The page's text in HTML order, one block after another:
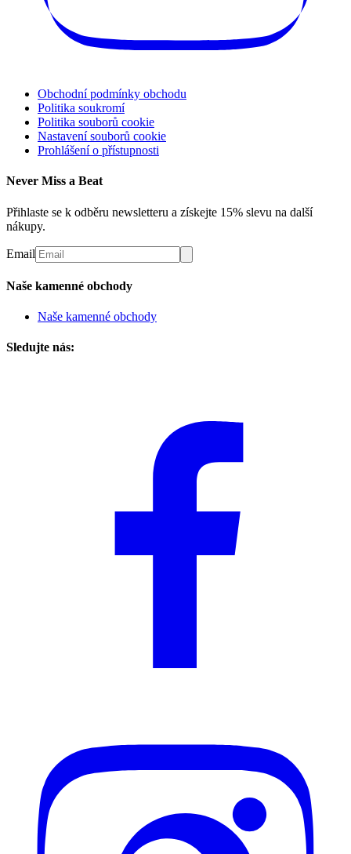
Obchodní podmínky obchodu
Politika soukromí
Politika souborů cookie
Nastavení souborů cookie
Prohlášení o přístupnosti
Never Miss a Beat
Přihlaste se k odběru newsletteru a získejte 15% slevu na další
nákupy.
Email
Naše kamenné obchody
Naše kamenné obchody
Sledujte nás: